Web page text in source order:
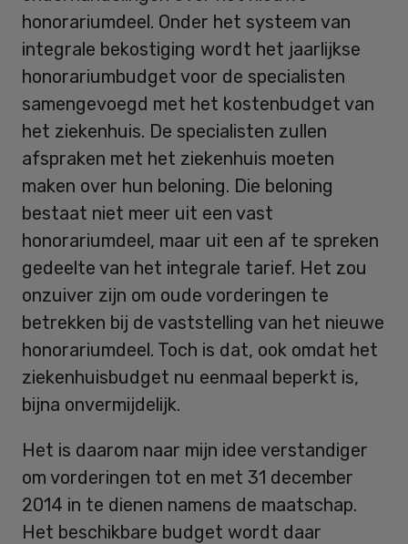
honorariumdeel. Onder het systeem van
integrale bekostiging wordt het jaarlijkse
honorariumbudget voor de specialisten
samengevoegd met het kostenbudget van
het ziekenhuis. De specialisten zullen
afspraken met het ziekenhuis moeten
maken over hun beloning. Die beloning
bestaat niet meer uit een vast
honorariumdeel, maar uit een af te spreken
gedeelte van het integrale tarief. Het zou
onzuiver zijn om oude vorderingen te
betrekken bij de vaststelling van het nieuwe
honorariumdeel. Toch is dat, ook omdat het
ziekenhuisbudget nu eenmaal beperkt is,
bijna onvermijdelijk.
Het is daarom naar mijn idee verstandiger
om vorderingen tot en met 31 december
2014 in te dienen namens de maatschap.
Het beschikbare budget wordt daar